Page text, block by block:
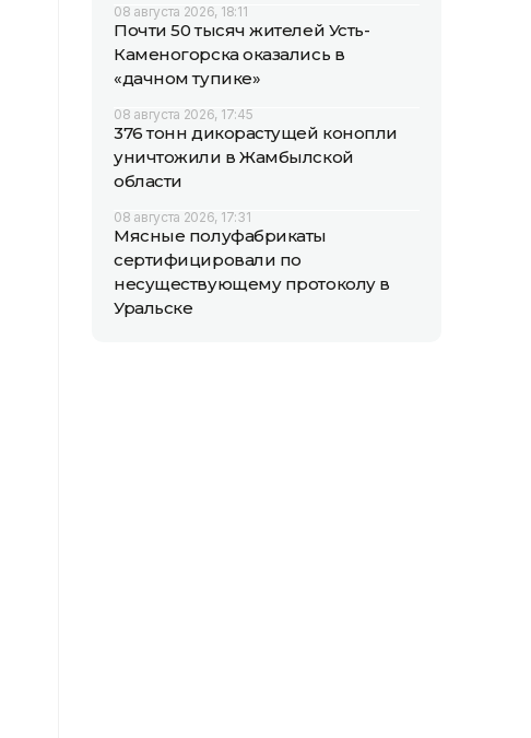
08 августа 2026, 18:11
Почти 50 тысяч жителей Усть-
Каменогорска оказались в
«дачном тупике»
08 августа 2026, 17:45
376 тонн дикорастущей конопли
уничтожили в Жамбылской
области
08 августа 2026, 17:31
Мясные полуфабрикаты
сертифицировали по
несуществующему протоколу в
Уральске